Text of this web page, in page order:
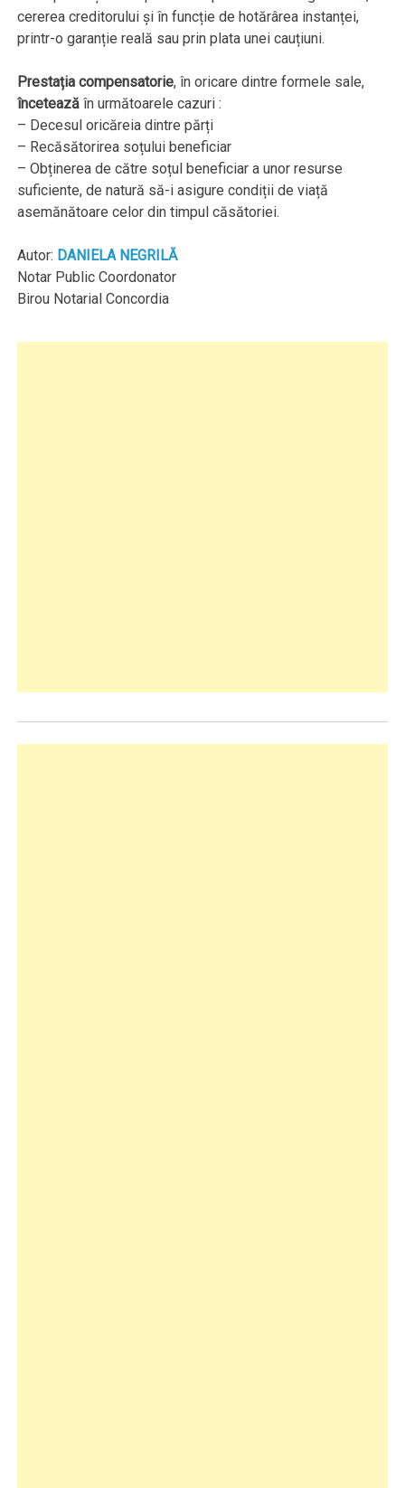
cererea creditorului și în funcție de hotărârea instanței,
printr-o garanție reală sau prin plata unei cauțiuni.
Prestația compensatorie, în oricare dintre formele sale,
încetează în următoarele cazuri :
– Decesul oricăreia dintre părți
– Recăsătorirea soțului beneficiar
– Obținerea de către soțul beneficiar a unor resurse
suficiente, de natură să-i asigure condiții de viață
asemănătoare celor din timpul căsătoriei.
Autor: DANIELA NEGRILĂ
Notar Public Coordonator
Birou Notarial Concordia